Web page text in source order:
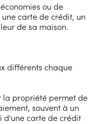
ou de
carte de crédit, un
de sa maison.
différents chaque
propriété permet de
souvent à un
d'une carte de crédit